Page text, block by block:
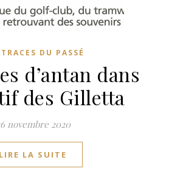
DU PASSÉ
d’antan dans
des Gilletta
novembre 2020
LIRE LA SUITE